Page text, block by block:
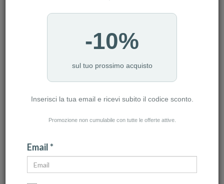
NUMERO ARTICOLI:2256
ZANCAN ARMANI
-10%
sul tuo prossimo acquisto
Inserisci la tua email e ricevi subito il codice sconto.
Promozione non cumulabile con tutte le offerte attive.
Email *